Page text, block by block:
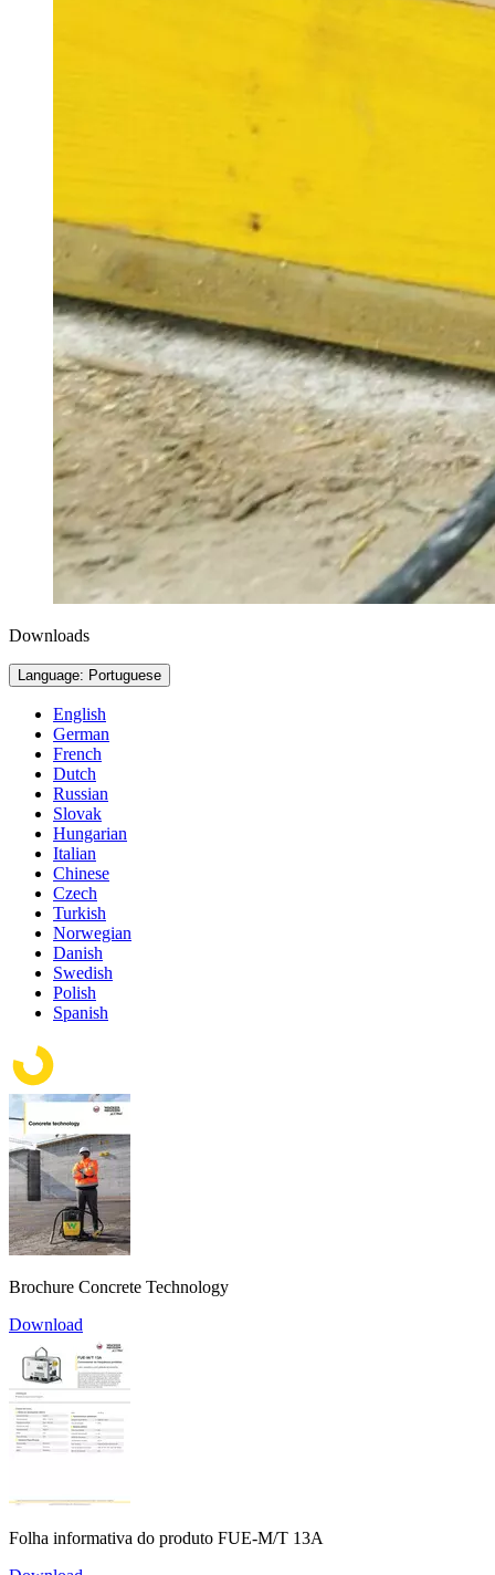
Downloads
Language: Portuguese
English
German
French
Dutch
Russian
Slovak
Hungarian
Italian
Chinese
Czech
Turkish
Norwegian
Danish
Swedish
Polish
Spanish
Brochure Concrete Technology
Download
Folha informativa do produto FUE-M/T 13A